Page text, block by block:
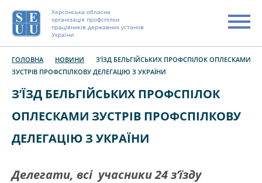
Херсонська обласна
організація профспілки
працівників державних установ
України
ГОЛОВНА НОВИНИ
З’ЇЗД БЕЛЬГІЙСЬКИХ ПРОФСПІЛОК ОПЛЕСКАМИ
ЗУСТРІВ ПРОФСПІЛКОВУ ДЕЛЕГАЦІЮ З УКРАЇНИ
З’ЇЗД БЕЛЬГІЙСЬКИХ ПРОФСПІЛОК
ОПЛЕСКАМИ ЗУСТРІВ ПРОФСПІЛКОВУ
ДЕЛЕГАЦІЮ З УКРАЇНИ
Делегати, всі учасники 24 з’їзду